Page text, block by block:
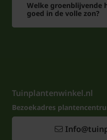
Welke groenblijvende
goed in de volle zon?
Tuinplantenwinkel.nl
Bezoekadres